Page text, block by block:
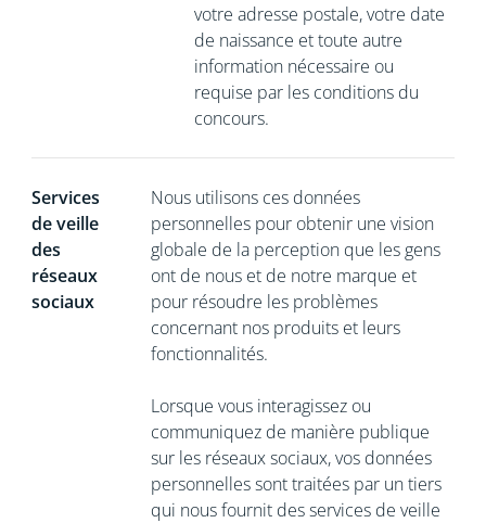
votre adresse postale, votre date
de naissance et toute autre
information nécessaire ou
requise par les conditions du
concours.
Services
de veille
des
réseaux
sociaux
Nous utilisons ces données
personnelles pour obtenir une vision
globale de la perception que les gens
ont de nous et de notre marque et
pour résoudre les problèmes
concernant nos produits et leurs
fonctionnalités.
Lorsque vous interagissez ou
communiquez de manière publique
sur les réseaux sociaux, vos données
personnelles sont traitées par un tiers
qui nous fournit des services de veille